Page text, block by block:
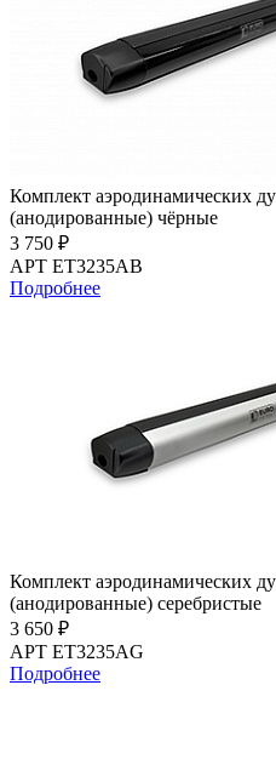
Комплект аэродинамических
(анодированные) чёрные
3 750 ₽
АРТ ET3235AB
Подробнее
Комплект аэродинамических
(анодированные) серебристые
3 650 ₽
АРТ ET3235AG
Подробнее